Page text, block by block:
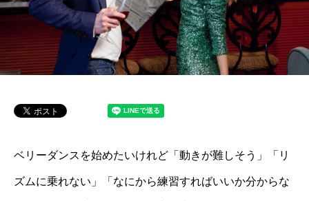
ベリーダンスを始めたいけれど「動きが難しそう」「リ
ズムに乗れない」「なにから練習すればいいか分からな